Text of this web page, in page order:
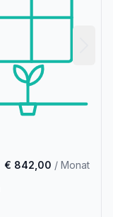
€ 842,00 / Monat